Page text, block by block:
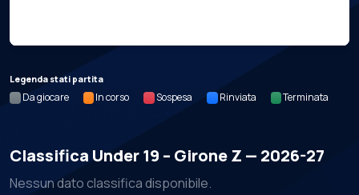
Legenda stati partita
Da giocare In corso Sospesa Rinviata Terminata
Classifica Under 19 – Girone Z — 2026-27
Nessun dato classifica disponibile.